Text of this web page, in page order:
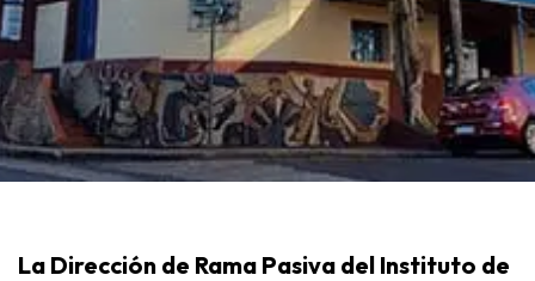
La Dirección de Rama Pasiva del Instituto de